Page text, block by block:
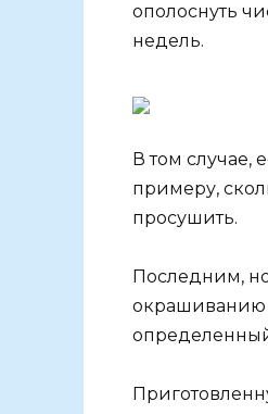
ополоснуть
недель.
В том случае,
примеру,
просушить.
Последним,
окрашиванию